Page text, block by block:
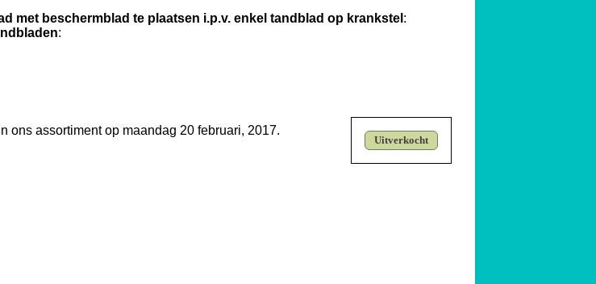
met beschermblad te plaatsen i.p.v. enkel tandblad op krankstel :
:
Uitverkocht
ons assortiment op maandag 20 februari, 2017.